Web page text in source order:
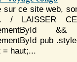
sur ce site web,
/ LAISSER
pub
= haut;...